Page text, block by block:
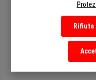
Deutsch
Nederlands
Rifiuta